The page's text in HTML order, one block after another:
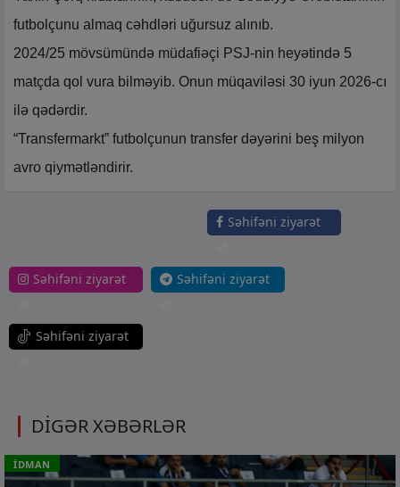
futbolçunu almaq cəhdləri uğursuz alınıb.
2024/25 mövsümündə müdafiəçi PSJ-nin heyətində 5
matçda qol vura bilməyib. Onun müqaviləsi 30 iyun 2026-cı
ilə qədərdir.
“Transfermarkt” futbolçunun transfer dəyərini beş milyon
avro qiymətləndirir.
Səhifəni ziyarət
Səhifəni ziyarət
Səhifəni ziyarət
Səhifəni ziyarət
DİGƏR XƏBƏRLƏR
İDMAN